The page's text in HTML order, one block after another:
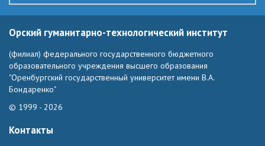
Орский гуманитарно-технологический институт
(филиал) федерального государственного бюджетного
образовательного учреждения высшего образования
"Оренбургский государственный университет имени В.А.
Бондаренко"
© 1999 - 2026
Контакты